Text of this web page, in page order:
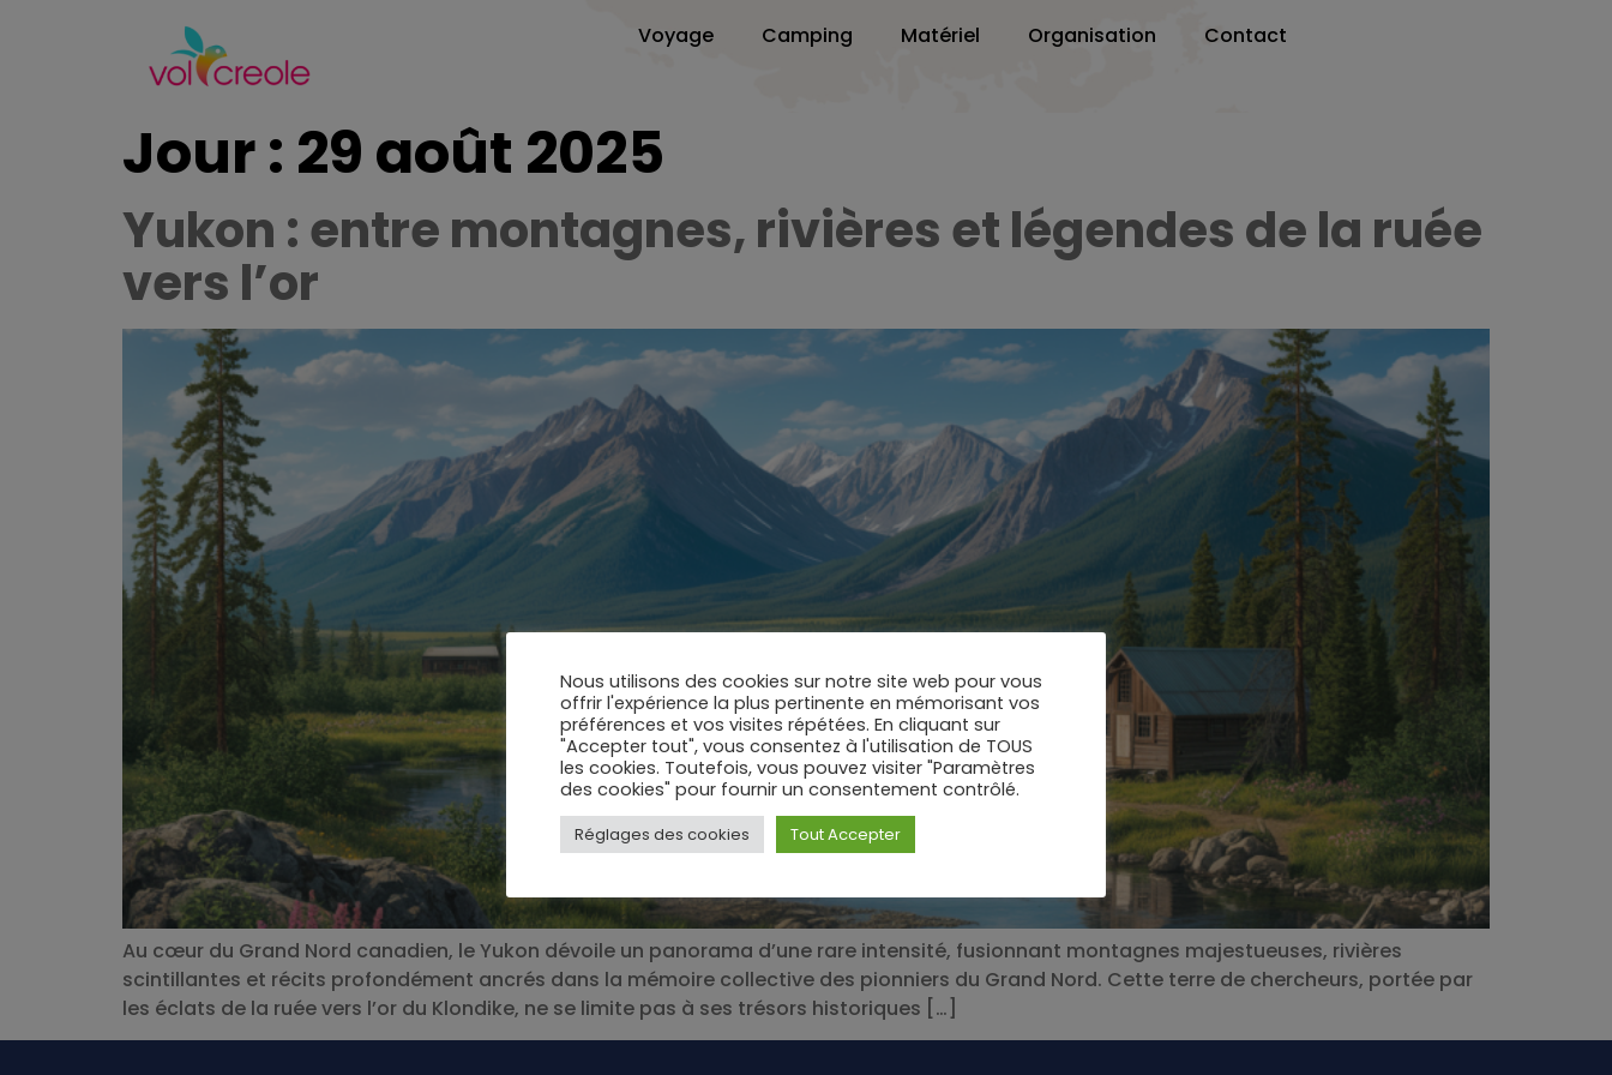
Voyage Camping Matériel Organisation Contact
Jour : 29 août 2025
Yukon : entre montagnes, rivières et légendes de la ruée
vers l’or
Au cœur du Grand Nord canadien, le Yukon dévoile un panorama d’une rare intensité, fusionnant montagnes majestueuses, rivières
scintillantes et récits profondément ancrés dans la mémoire collective des pionniers du Grand Nord. Cette terre de chercheurs, portée par
les éclats de la ruée vers l’or du Klondike, ne se limite pas à ses trésors historiques […]
Nous utilisons des cookies sur notre site web pour vous
offrir l'expérience la plus pertinente en mémorisant vos
préférences et vos visites répétées. En cliquant sur
"Accepter tout", vous consentez à l'utilisation de TOUS
les cookies. Toutefois, vous pouvez visiter "Paramètres
des cookies" pour fournir un consentement contrôlé.
Réglages des cookies Tout Accepter